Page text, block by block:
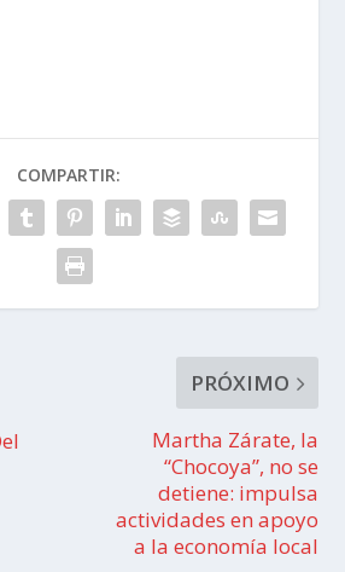
COMPARTIR:
PRÓXIMO
Martha Zárate, la
“Chocoya”, no se
detiene: impulsa
actividades en apoyo
a la economía local